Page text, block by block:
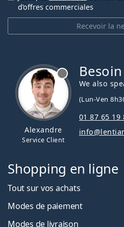
Recevoir la
d’offres commerciales
Alexandre
Service Client
We also
(Lun-Ven
01 87 65 19
Shopping en ligne
Tout sur vos achats
Modes de paiement
Modes de livraison